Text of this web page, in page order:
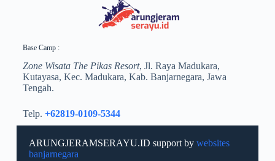
Base Camp :
Zone Wisata The Pikas Resort, Jl. Raya Madukara,
Kutayasa, Kec. Madukara, Kab. Banjarnegara, Jawa
Tengah.
Telp. +62819-0109-5344
ARUNGJERAMSERAYU.ID support by websites
banjarnegara